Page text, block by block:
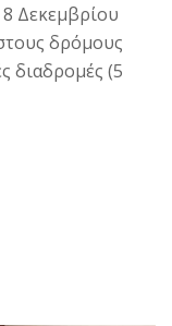
Δεκεμβρίου
δρόμους
διαδρομές (5